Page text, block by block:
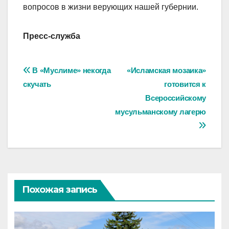
вопросов в жизни верующих нашей губернии.
Пресс-служба
Навигация
по
«Исламская мозаика»
готовится к
Всероссийскому
мусульманскому лагерю
В «Муслиме» некогда
скучать
Похожая запись